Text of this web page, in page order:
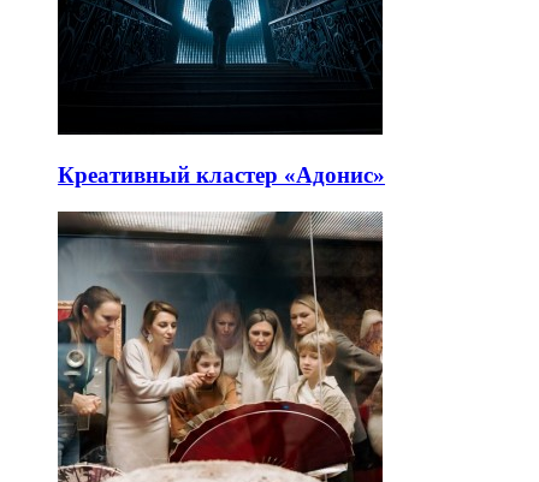
Креативный кластер «Адонис»